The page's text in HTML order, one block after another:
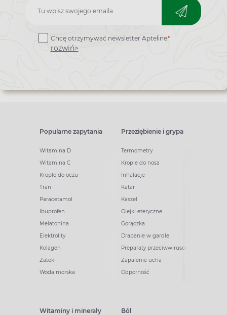
Zapisz
do
newslettera
Chcę otrzymywać newsletter Apteline*
rozwiń>
Popularne zapytania
Witamina D
Witamina C
Krople do oczu
Tran
Paracetamol
Ibuprofen
Melatonina
Elektrolity
Kolagen
Zatoki
Woda morska
Przeziębienie i grypa
Termometry
Krople do nosa
Inhalacje
Katar
Kaszel
Olejki eteryczne
Gorączka
Drapanie w gardle
Preparaty przeciwwirusowe
Zapalenie ucha
Odporność
Witaminy i minerały Ból